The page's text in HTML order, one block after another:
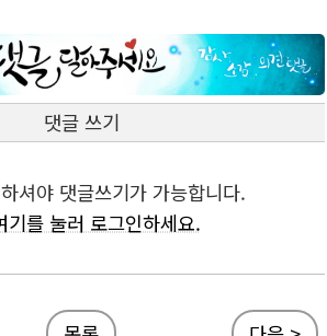
댓글 쓰기
셔야 댓글쓰기가 가능합니다.
를 눌러 로그인하세요.